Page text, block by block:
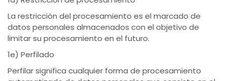
La restricción del procesamiento es el marcado de
datos personales almacenados con el objetivo de
limitar su procesamiento en el futuro.
1e) Perfilado
Perfilar significa cualquier forma de procesamiento